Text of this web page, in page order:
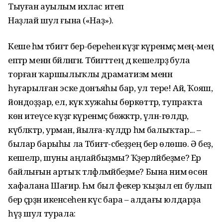
Тыуған ауылым ихлас итеп
Наҙлай шул ғына («Наҙ»).
Кеше һәм тәбиғәт бер-береһенә күҙгә күренмәҫ мең-мең
ептәр менән бәйләнгән. Тәбиғәттең дә кешеләрҙә була
торған ҡаршылыҡлы драматизм менән
һуғарылған эске донъяһы бар, ул тере! Ай, Ҡояш,
йондоҙҙар, ел, күк хужаһы бөркөттәр, тупраҡта
көн итеүсе күҙгә күренмәҫ бөжәктәр, үлән-гөлдәр,
күбәләктәр, урман, йылға-күлдәр һәм балыҡтар... –
былар барыһы ла Тәбиғәт-әсәбеҙҙең бер өлөшө. Ә беҙ,
кешеләр, шуны аңлайбыҙмы? Ҡәҙерләйбеҙме? Ер
байлығын артыҡ тәләфләмәйбеҙме? Бына нимә өсөн
хафалана Шағир. Һәм был фекер ҡыҙыл еп булып
бер әҫәрҙән икенсеһенә күсә бара – алдағы юлдарҙа
һүҙ шул турала: